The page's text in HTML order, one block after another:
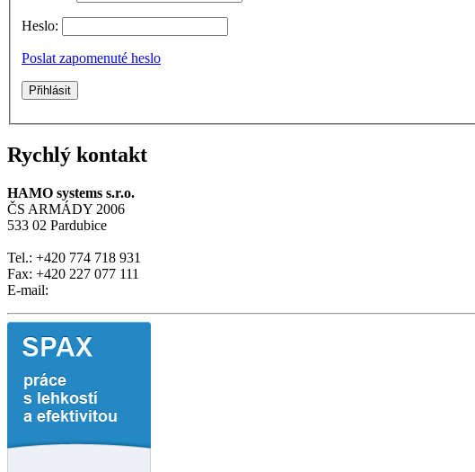
Heslo:
Poslat zapomenuté heslo
Rychlý kontakt
HAMO systems s.r.o.
ČS ARMÁDY 2006
533 02 Pardubice
Tel.: +420 774 718 931
Fax: +420 227 077 111
E-mail: